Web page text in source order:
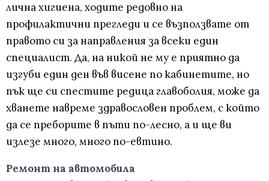
лична хигиена, ходите редовно на
профилактични прегледи и се възползвате от
правото си за направления за всеки един
специалист. Да, на никой не му е приятно да
изгуби един ден във висене по кабинетите, но
пък ще си спестите редица главоболия, може да
хванете навреме здравословен проблем, с който
да се преборите в пъти по-лесно, а и ще ви
излезе много, много по-евтино.
Ремонт на автомобила